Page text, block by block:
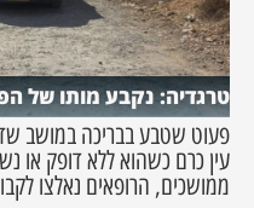
טרגדיה: נקבע מותו של
פעוט שטבע בבריכה במושב
עין כרם כשהוא ללא דופק או
ממושכים, הרופאים נאלצו